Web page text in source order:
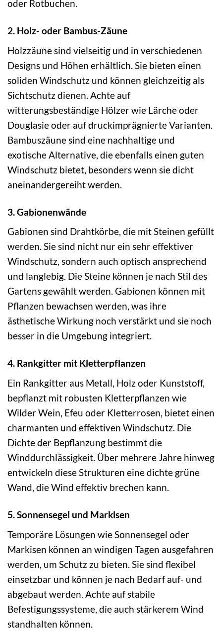
oder Rotbuchen.
2. Holz- oder Bambus-Zäune
Holzzäune sind vielseitig und in verschiedenen
Designs und Höhen erhältlich. Sie bieten einen
soliden Windschutz und können gleichzeitig als
Sichtschutz dienen. Achte auf
witterungsbeständige Hölzer wie Lärche oder
Douglasie oder auf druckimprägnierte Varianten.
Bambuszäune sind eine nachhaltige und
exotische Alternative, die ebenfalls einen guten
Windschutz bietet, besonders wenn sie dicht
aneinandergereiht werden.
3. Gabionenwände
Gabionen sind Drahtkörbe, die mit Steinen gefüllt
werden. Sie sind nicht nur ein sehr effektiver
Windschutz, sondern auch optisch ansprechend
und langlebig. Die Steine können je nach Stil des
Gartens gewählt werden. Gabionen können mit
Pflanzen bewachsen werden, was ihre
ästhetische Wirkung noch verstärkt und sie noch
besser in die Umgebung integriert.
4. Rankgitter mit Kletterpflanzen
Ein Rankgitter aus Metall, Holz oder Kunststoff,
bepflanzt mit robusten Kletterpflanzen wie
Wilder Wein, Efeu oder Kletterrosen, bietet einen
charmanten und effektiven Windschutz. Die
Dichte der Bepflanzung bestimmt die
Winddurchlässigkeit. Über mehrere Jahre hinweg
entwickeln diese Strukturen eine dichte grüne
Wand, die Wind effektiv brechen kann.
5. Sonnensegel und Markisen
Temporäre Lösungen wie Sonnensegel oder
Markisen können an windigen Tagen ausgefahren
werden, um Schutz zu bieten. Sie sind flexibel
einsetzbar und können je nach Bedarf auf- und
abgebaut werden. Achte auf stabile
Befestigungssysteme, die auch stärkerem Wind
standhalten können.